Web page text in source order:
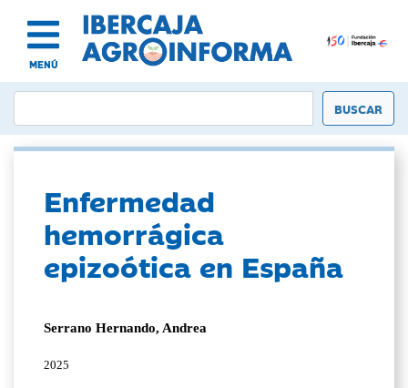
MENÚ
Enfermedad
hemorrágica
epizoótica en España
Serrano Hernando, Andrea
2025